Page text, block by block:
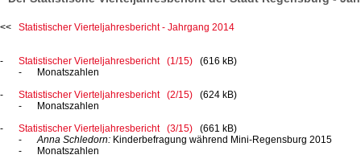
Statistischer Vierteljahresbericht - Jahrgang 2014
Statistischer Vierteljahresbericht (1/15)
(616 kB)
Monatszahlen
Statistischer Vierteljahresbericht (2/15)
(624 kB)
Monatszahlen
Statistischer Vierteljahresbericht (3/15)
(661 kB)
Anna Schledorn: Kinderbefragung während Mini-Regensburg 2015
Monatszahlen